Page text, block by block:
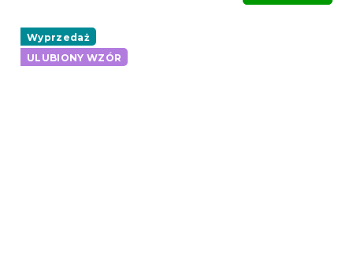
Wyprzedaż
ULUBIONY WZÓR